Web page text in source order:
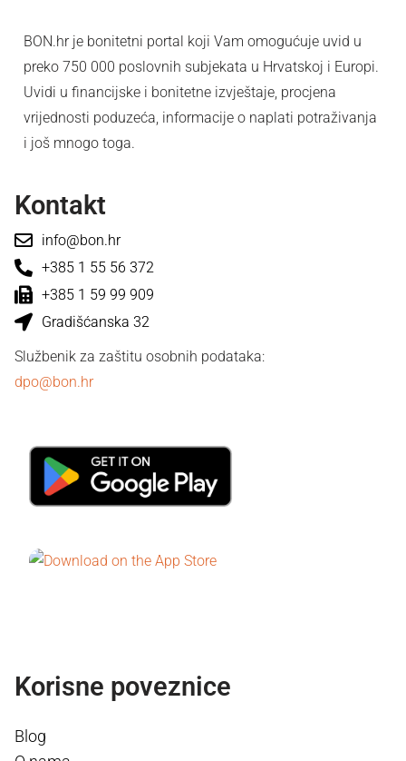
BON.hr je bonitetni portal koji Vam omogućuje uvid u
preko 750 000 poslovnih subjekata u Hrvatskoj i Europi.
Uvidi u financijske i bonitetne izvještaje, procjena
vrijednosti poduzeća, informacije o naplati potraživanja
i još mnogo toga.
Kontakt
info@bon.hr
+385 1 55 56 372
+385 1 59 99 909
Gradišćanska 32
Službenik za zaštitu osobnih podataka:
dpo@bon.hr
Korisne poveznice
Blog